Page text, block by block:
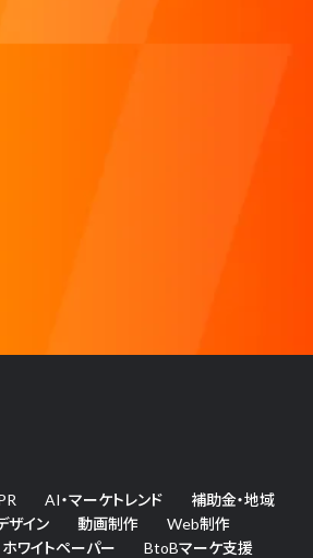
AI・マーケトレンド
補助金・地域
ザイン 動画制作
Web制作
ホワイトペーパー
BtoBマーケ支援